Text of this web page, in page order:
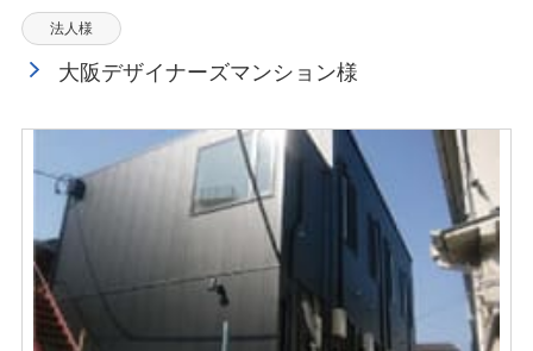
法人様
大阪デザイナーズマンション様